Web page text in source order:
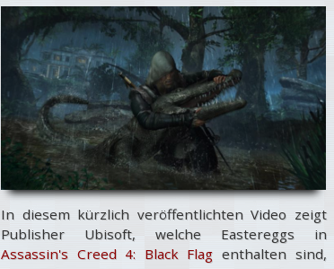
In diesem kürzlich veröffentlichten Video zeigt
Publisher Ubisoft, welche Eastereggs in
Assassin's Creed 4: Black Flag enthalten sind,